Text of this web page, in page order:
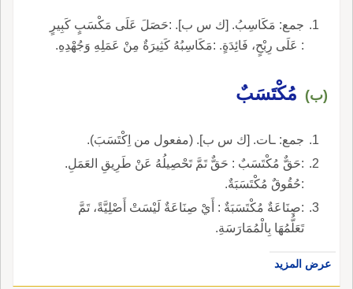
جمع: مَكَاسِبُ. [ك س ب]. :حَصَلَ عَلَى مَكْسَبٍ كَبِيرٍ
: عَلَى رِبْحٍ، فَائِدَةٍ. :مَكَاسِبُهُ كَثِيرَةٌ مِنْ عَمَلِهِ وَجُهْدِهِ.
(ب) مُكْتَسَبٌ
جمع: ـات. [ك س ب]. (مفعول من اِكْتَسَبَ).
:حَقٌّ مُكْتَسَبٌ : حَقٌّ تَمَّ تَحْصِيلُهُ عَنْ طَرِيقِ العَمَلِ.
:حُقُوقٌ مُكْتَسَبَةٌ.
:صِنَاعَةٌ مُكْتَسَبَةٌ : أَيْ صِنَاعَةٌ لَيْسَتْ أَصْلِيَّةً، تَمَّ
تَعَلُّمُهَا بِالْمُمَارَسَةِ.
عرض المزيد